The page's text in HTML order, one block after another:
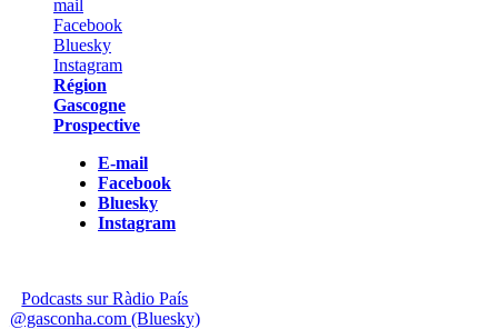
Région
Gascogne
Prospective
E-mail
Facebook
Bluesky
Instagram
Podcasts sur Ràdio País
@gasconha.com (Bluesky)